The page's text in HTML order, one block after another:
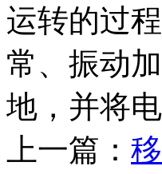
运转的过
常、振动
地，并将电
上一篇：